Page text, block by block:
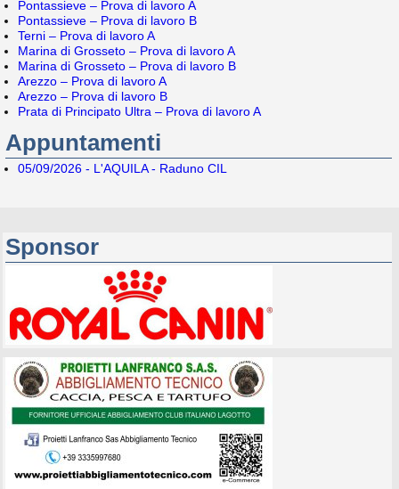
Pontassieve – Prova di lavoro A
Pontassieve – Prova di lavoro B
Terni – Prova di lavoro A
Marina di Grosseto – Prova di lavoro A
Marina di Grosseto – Prova di lavoro B
Arezzo – Prova di lavoro A
Arezzo – Prova di lavoro B
Prata di Principato Ultra – Prova di lavoro A
Appuntamenti
05/09/2026 - L'AQUILA - Raduno CIL
Sponsor